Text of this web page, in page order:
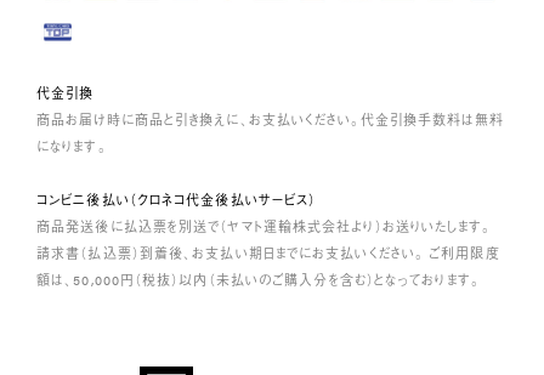
代金引換
商品お届け時に商品と引き換えに、お支払いください。代金引換手数料は無料
になります。
コンビニ後払い（クロネコ代金後払いサービス）
商品発送後に払込票を別送で（ヤマト運輸株式会社より）お送りいたします。
請求書（払込票）到着後、お支払い期日までにお支払いください。 ご利用限度
額は、50,000円（税抜）以内（未払いのご購入分を含む）となっております。